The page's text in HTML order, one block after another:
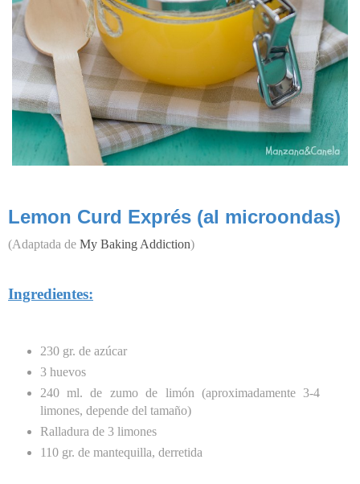
Lemon Curd Exprés (al microondas)
(Adaptada de My Baking Addiction)
Ingredientes:
230 gr. de azúcar
3 huevos
240 ml. de zumo de limón (aproximadamente 3-4
limones, depende del tamaño)
Ralladura de 3 limones
110 gr. de mantequilla, derretida